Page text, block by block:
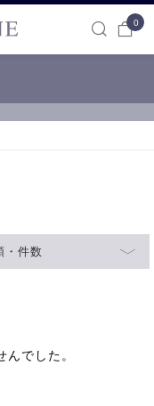
0
・件数
でした。